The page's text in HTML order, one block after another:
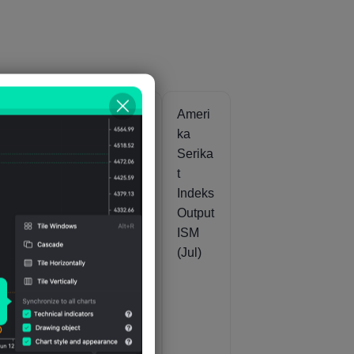
Ameri
Serika
Kompr
(Peny
esuaia
Ameri
ka
t PMI
Kompr
ehensi
f Final
Ameri
ka
Serika
t
Indeks
Output
ISM
(Jul)